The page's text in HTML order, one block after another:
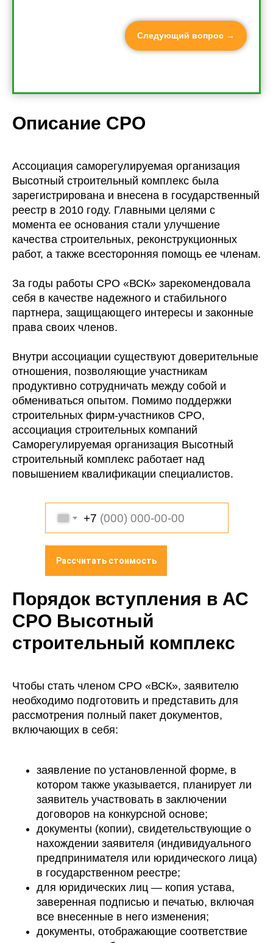
Следующий вопрос →
Описание СРО
Ассоциация саморегулируемая организация
Высотный строительный комплекс была
зарегистрирована и внесена в государственный
реестр в 2010 году. Главными целями с
момента ее основания стали улучшение
качества строительных, реконструкционных
работ, а также всесторонняя помощь ее членам.
За годы работы СРО «ВСК» зарекомендовала
себя в качестве надежного и стабильного
партнера, защищающего интересы и законные
права своих членов.
Внутри ассоциации существуют доверительные
отношения, позволяющие участникам
продуктивно сотрудничать между собой и
обмениваться опытом. Помимо поддержки
строительных фирм-участников СРО,
ассоциация строительных компаний
Саморегулируемая организация Высотный
строительный комплекс работает над
повышением квалификации специалистов.
+7
Рассчитать стоимость
Порядок вступления в АС
СРО Высотный
строительный комплекс
Чтобы стать членом СРО «ВСК», заявителю
необходимо подготовить и представить для
рассмотрения полный пакет документов,
включающих в себя:
заявление по установленной форме, в
котором также указывается, планирует ли
заявитель участвовать в заключении
договоров на конкурсной основе;
документы (копии), свидетельствующие о
нахождении заявителя (индивидуального
предпринимателя или юридического лица)
в государственном реестре;
для юридических лиц — копия устава,
заверенная подписью и печатью, включая
все внесенные в него изменения;
документы, отображающие соответствие